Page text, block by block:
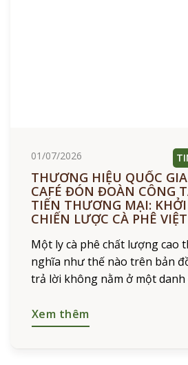
01/07/2026
THƯƠNG HIỆU QUỐC
CAFÉ ĐÓN ĐOÀN CÔNG
TIẾN THƯƠNG MẠI:
CHIẾN LƯỢC CÀ PHÊ
Một ly cà phê chất lượng cao
nghĩa như thế nào trên bản
trả lời không nằm ở một
Xem thêm